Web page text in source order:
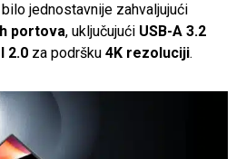
jednostavnije zahvaljujući
portova, uključujući USB-A 3.2
2.0 za podršku 4K rezoluciji.